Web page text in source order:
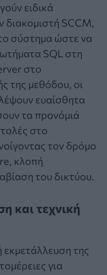
ειδικά
διακομιστή SCCM,
σύστημα ώστε να
SQL στη
στο
της μεθόδου, οι
ευαίσθητα
τα προνόμιά
στο
τον δρόμο
κλοπή
του δικτύου.
και τεχνική
εκμετάλλευση της
για